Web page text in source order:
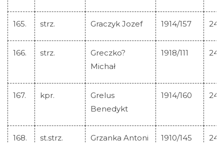
165. strz. Graczyk Jozef 1914/157
166. strz.
Greczko?
Michał
1918/111
167. kpr.
Grelus
Benedykt
1914/160
168. st.strz. Grzanka Antoni 1910/145